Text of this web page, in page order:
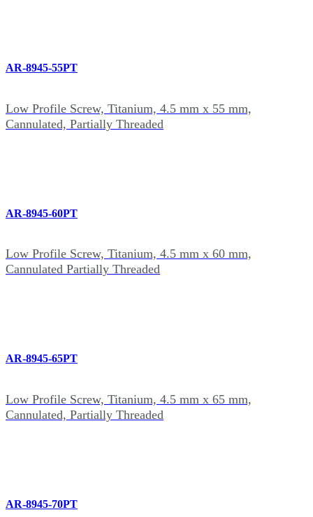
AR-8945-55PT
Low Profile Screw, Titanium, 4.5 mm x 55 mm,
Cannulated, Partially Threaded
AR-8945-60PT
Low Profile Screw, Titanium, 4.5 mm x 60 mm,
Cannulated Partially Threaded
AR-8945-65PT
Low Profile Screw, Titanium, 4.5 mm x 65 mm,
Cannulated, Partially Threaded
AR-8945-70PT